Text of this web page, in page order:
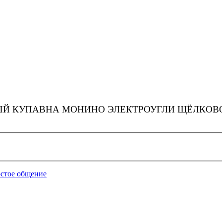
КУПАВНА МОНИНО ЭЛЕКТРОУГЛИ
общение